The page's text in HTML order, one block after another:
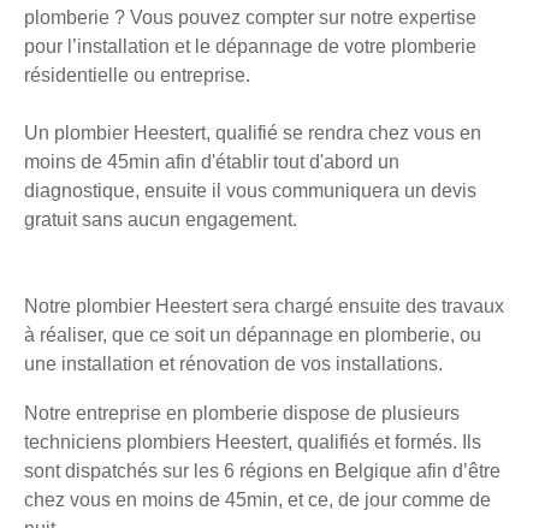
plomberie ? Vous pouvez compter sur notre expertise
pour l’installation et le dépannage de votre plomberie
résidentielle ou entreprise.
Un plombier Heestert, qualifié se rendra chez vous en
moins de 45min afin d'établir tout d'abord un
diagnostique, ensuite il vous communiquera un devis
gratuit sans aucun engagement.
Notre plombier Heestert sera chargé ensuite des travaux
à réaliser, que ce soit un dépannage en plomberie, ou
une installation et rénovation de vos installations.
Notre entreprise en plomberie dispose de plusieurs
techniciens plombiers Heestert, qualifiés et formés. Ils
sont dispatchés sur les 6 régions en Belgique afin d’être
chez vous en moins de 45min, et ce, de jour comme de